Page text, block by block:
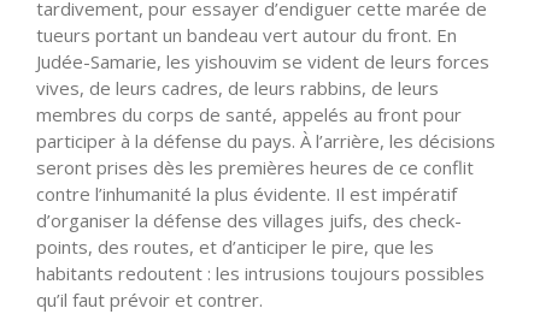
tardivement, pour essayer d’endiguer cette marée de
tueurs portant un bandeau vert autour du front. En
Judée-Samarie, les yishouvim se vident de leurs forces
vives, de leurs cadres, de leurs rabbins, de leurs
membres du corps de santé, appelés au front pour
participer à la défense du pays. À l’arrière, les décisions
seront prises dès les premières heures de ce conflit
contre l’inhumanité la plus évidente. Il est impératif
d’organiser la défense des villages juifs, des check-
points, des routes, et d’anticiper le pire, que les
habitants redoutent : les intrusions toujours possibles
qu’il faut prévoir et contrer.